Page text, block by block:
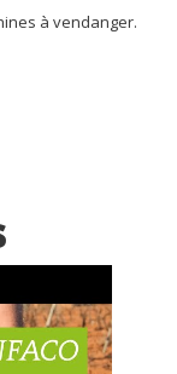
à vendanger.